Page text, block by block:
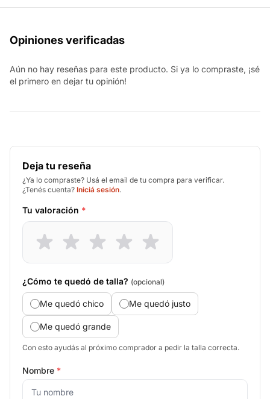
Opiniones verificadas
Aún no hay reseñas para este producto. Si ya lo compraste, ¡sé
el primero en dejar tu opinión!
Deja tu reseña
¿Ya lo compraste? Usá el email de tu compra para verificar.
¿Tenés cuenta? Iniciá sesión.
Tu valoración *
¿Cómo te quedó de talla? (opcional)
Me quedó chico Me quedó justo
Me quedó grande
Con esto ayudás al próximo comprador a pedir la talla correcta.
Nombre *